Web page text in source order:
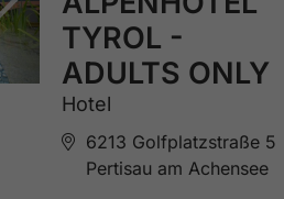
TYROL -
ADULTS ONLY
Hotel
6213 Golfplatzstraße 5
Pertisau am Achensee